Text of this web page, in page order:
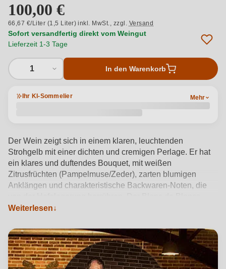
100,00 €
66,67 €/Liter (1,5 Liter) inkl. MwSt., zzgl. Versand
Sofort versandfertig direkt vom Weingut
Lieferzeit 1-3 Tage
1 In den Warenkorb
Ihr KI-Sommelier Mehr
Der Wein zeigt sich in einem klaren, leuchtenden
Strohgelb mit einer dichten und cremigen Perlage. Er hat
ein klares und duftendes Bouquet, mit weißen
Zitrusfrüchten (Pampelmuse/Zeder), zarten blumigen
Anklängen und charakteristische Backwaren-Noten, die
besitzt eine fruchtig-zitrusartige Säure, typisch für
Zitrusfrüchte.Produktdetails anzeigen →
Weiterlesen